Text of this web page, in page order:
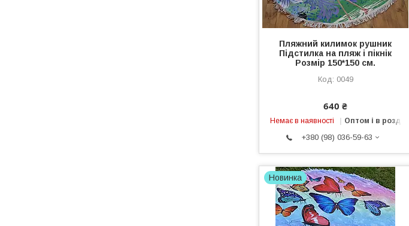
Пляжний килимок рушник
Підстилка на пляж і пікнік
Розмір 150*150 см.
0049
640 ₴
Немає в наявності Оптом і в роздріб
+380 (98) 036-59-63
Новинка